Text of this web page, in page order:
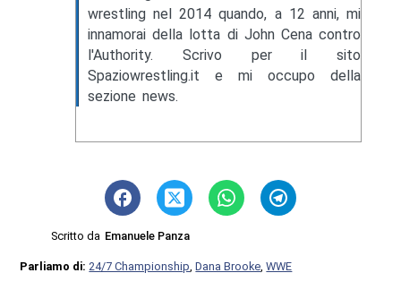
wrestling nel 2014 quando, a 12 anni, mi
innamorai della lotta di John Cena contro
l'Authority. Scrivo per il sito
Spaziowrestling.it e mi occupo della
sezione news.
Scritto da Emanuele Panza
Parliamo di: 24/7 Championship ,Dana Brooke ,WWE